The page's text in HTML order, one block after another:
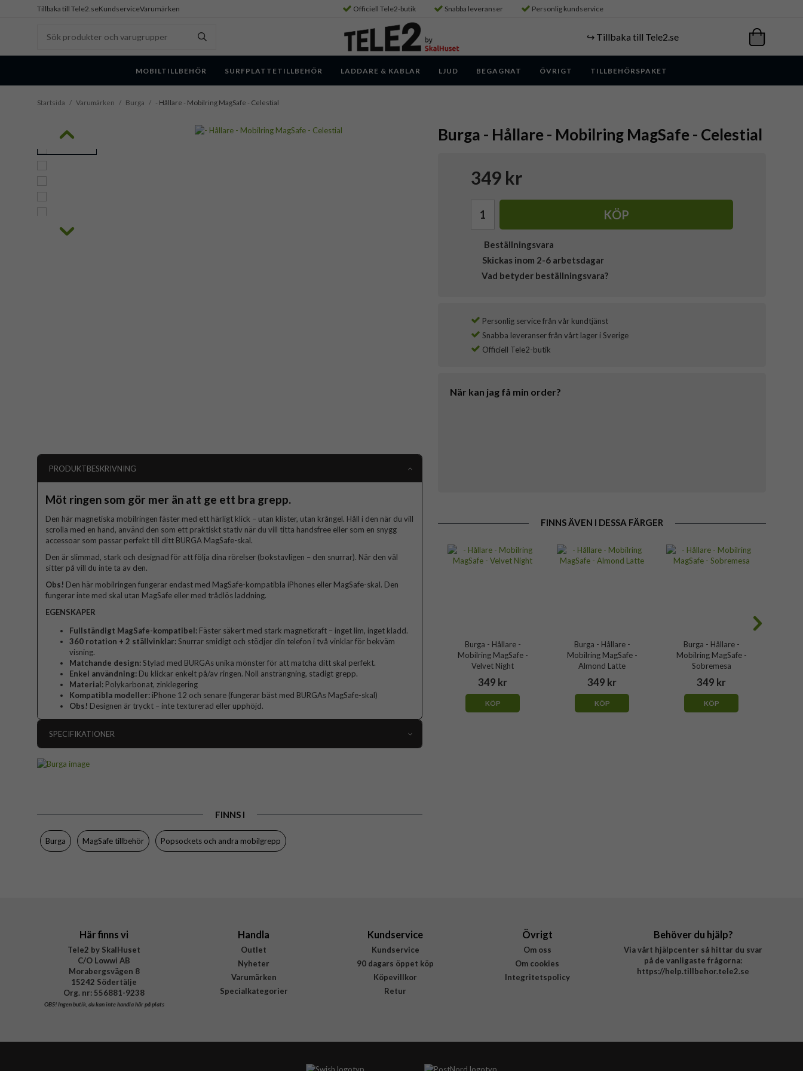
Tillbaka till Tele2.seKundserviceVarumärken Officiell Tele2-butik Snabba leveranser Personlig kundservice
↪️ Tillbaka till Tele2.se
MOBILTILLBEHÖR SURFPLATTETILLBEHÖR LADDARE & KABLAR LJUD BEGAGNAT ÖVRIGT TILLBEHÖRSPAKET
Startsida / Varumärken / Burga / - Hållare - Mobilring MagSafe - Celestial
Burga - Hållare - Mobilring MagSafe - Celestial
349 kr
KÖP
Beställningsvara
Skickas inom 2-6 arbetsdagar
Vad betyder beställningsvara?
Personlig service från vår kundtjänst
Snabba leveranser från vårt lager i Sverige
Officiell Tele2-butik
När kan jag få min order?
FINNS ÄVEN I DESSA FÄRGER
Burga - Hållare -
Mobilring MagSafe -
Velvet Night
349 kr
KÖP
Burga - Hållare -
Mobilring MagSafe -
Almond Latte
349 kr
KÖP
Burga - Hållare -
Mobilring MagSafe -
Sobremesa
349 kr
KÖP
PRODUKTBESKRIVNING
Möt ringen som gör mer än att ge ett bra grepp.
Den här magnetiska mobilringen fäster med ett härligt klick – utan klister, utan krångel. Håll i den när du vill
scrolla med en hand, använd den som ett praktiskt stativ när du vill titta handsfree eller som en snygg
accessoar som passar perfekt till ditt BURGA MagSafe-skal.
Den är slimmad, stark och designad för att följa dina rörelser (bokstavligen – den snurrar). När den väl
sitter på vill du inte ta av den.
Obs! Den här mobilringen fungerar endast med MagSafe-kompatibla iPhones eller MagSafe-skal. Den
fungerar inte med skal utan MagSafe eller med trådlös laddning.
EGENSKAPER
Fullständigt MagSafe-kompatibel: Fäster säkert med stark magnetkraft – inget lim, inget kladd.
360 rotation + 2 ställvinklar:Snurrar smidigt och stödjer din telefon i två vinklar för bekväm
visning.
Matchande design:Stylad med BURGAs unika mönster för att matcha ditt skal perfekt.
Enkel användning: Du klickar enkelt på/av ringen. Noll ansträngning, stadigt grepp.
Material: Polykarbonat, zinklegering
Kompatibla modeller: iPhone 12 och senare (fungerar bäst med BURGAs MagSafe-skal)
Obs! Designen är tryckt – inte texturerad eller upphöjd.
SPECIFIKATIONER
Varumärke
Burga
Tillverkarens art nr
EAN
FINNS I
Burga MagSafe tillbehör Popsockets och andra mobilgrepp
Här finns vi
Tele2 by SkalHuset
C/O Lowwi AB
Morabergsvägen 8
15242 Södertälje
Org. nr: 556881-9238
OBS!Ingen butik, du kan inte handla här på plats
Handla
Outlet
Nyheter
Varumärken
Specialkategorier
Kundservice
Kundservice
90 dagars öppet köp
Köpevillkor
Retur
Övrigt
Om oss
Om cookies
Integritetspolicy
Behöver du hjälp?
Via vårt hjälpcenter så hittar du svar
på de vanligaste frågorna:
https://help.tillbehor.tele2.se